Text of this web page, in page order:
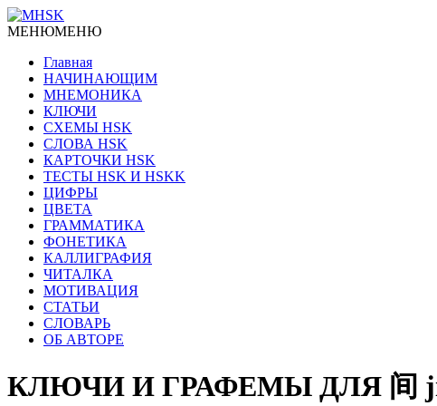
МЕНЮМЕНЮ
Главная
НАЧИНАЮЩИМ
МНЕМОНИКА
КЛЮЧИ
СХЕМЫ HSK
СЛОВА HSK
КАРТОЧКИ HSK
ТЕСТЫ HSK И HSKK
ЦИФРЫ
ЦВЕТА
ГРАММАТИКА
ФОНЕТИКА
КАЛЛИГРАФИЯ
ЧИТАЛКА
МОТИВАЦИЯ
СТАТЬИ
СЛОВАРЬ
ОБ АВТОРЕ
КЛЮЧИ И ГРАФЕМЫ ДЛЯ 间